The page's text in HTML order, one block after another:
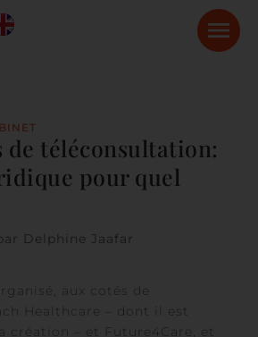
de téléconsultation:
pour quel
Delphine Jaafar
aux cotés de
Healthcare – dont il est
création – et Future4Care, et